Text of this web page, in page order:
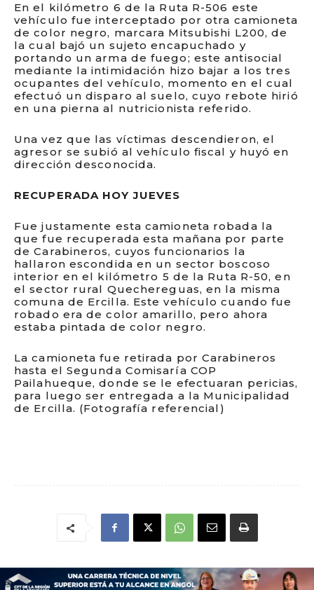
En el kilómetro 6 de la Ruta R-506 este
vehículo fue interceptado por otra camioneta
de color negro, marcara Mitsubishi L200, de
la cual bajó un sujeto encapuchado y
portando un arma de fuego; este antisocial
mediante la intimidación hizo bajar a los tres
ocupantes del vehículo, momento en el cual
efectuó un disparo al suelo, cuyo rebote hirió
en una pierna al nutricionista referido.
Una vez que las víctimas descendieron, el
agresor se subió al vehículo fiscal y huyó en
dirección desconocida.
RECUPERADA HOY JUEVES
Fue justamente esta camioneta robada la
que fue recuperada esta mañana por parte
de Carabineros, cuyos funcionarios la
hallaron escondida en un sector boscoso
interior en el kilómetro 5 de la Ruta R-50, en
el sector rural Quechereguas, en la misma
comuna de Ercilla. Este vehículo cuando fue
robado era de color amarillo, pero ahora
estaba pintada de color negro.
La camioneta fue retirada por Carabineros
hasta el Segunda Comisaría COP
Pailahueque, donde se le efectuaran pericias,
para luego ser entregada a la Municipalidad
de Ercilla. (Fotografía referencial)